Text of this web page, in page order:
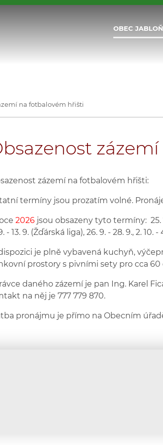
OBEC
na fotbalovém hřišti
zázemí na fotbalovém hřišti:
termíny jsou prozatím volné.
2026 jsou obsazeny tyto termíny: 25.
- 13. 9. (Žďárská liga), 26. 9. - 28. 9., 2. 10. -
je plně vybavená kuchyň,
prostory s pivními sety pro cca 60
daného zázemí je pan Ing. Karel
na něj je 777 779 870.
pronájmu je přímo na Obecním